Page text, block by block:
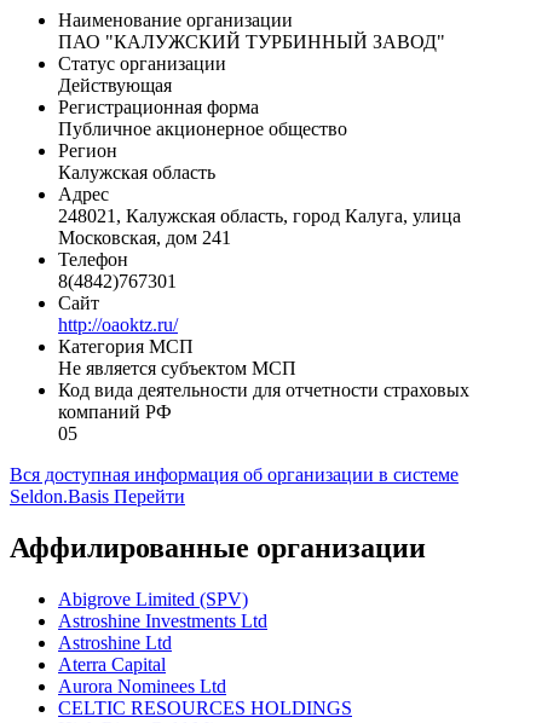
Наименование организации
ПАО "КАЛУЖСКИЙ ТУРБИННЫЙ ЗАВОД"
Статус организации
Действующая
Регистрационная форма
Публичное акционерное общество
Регион
Калужская область
Адрес
248021, Калужская область, город Калуга, улица
Московская, дом 241
Телефон
8(4842)767301
Сайт
http://oaoktz.ru/
Категория МСП
Не является субъектом МСП
Код вида деятельности для отчетности страховых
компаний РФ
05
Вся доступная информация об организации в системе
Seldon.Basis Перейти
Аффилированные организации
Abigrove Limited (SPV)
Astroshine Investments Ltd
Astroshine Ltd
Aterra Capital
Aurora Nominees Ltd
CELTIC RESOURCES HOLDINGS